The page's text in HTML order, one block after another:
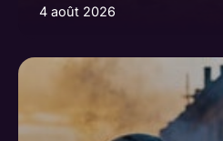
4 août 2026